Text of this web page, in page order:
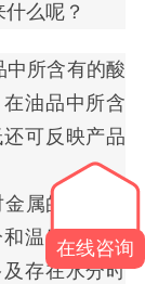
么呢？
中所含有的酸
油品中所含
可反映产品
属的腐蚀性
温度低时，
存在水分时
在线咨询